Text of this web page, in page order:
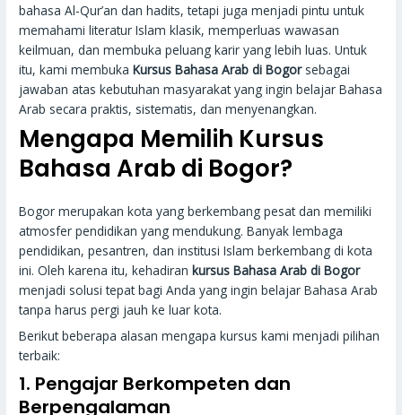
bahasa Al-Qur’an dan hadits, tetapi juga menjadi pintu untuk
memahami literatur Islam klasik, memperluas wawasan
keilmuan, dan membuka peluang karir yang lebih luas. Untuk
itu, kami membukaKursus Bahasa Arab di Bogorsebagai
jawaban atas kebutuhan masyarakat yang ingin belajar Bahasa
Arab secara praktis, sistematis, dan menyenangkan.
Mengapa Memilih Kursus
Bahasa Arab di Bogor?
Bogor merupakan kota yang berkembang pesat dan memiliki
atmosfer pendidikan yang mendukung. Banyak lembaga
pendidikan, pesantren, dan institusi Islam berkembang di kota
ini. Oleh karena itu, kehadiran kursus Bahasa Arab di Bogor
menjadi solusi tepat bagi Anda yang ingin belajar Bahasa Arab
tanpa harus pergi jauh ke luar kota.
Berikut beberapa alasan mengapa kursus kami menjadi pilihan
terbaik:
1. Pengajar Berkompeten dan
Berpengalaman